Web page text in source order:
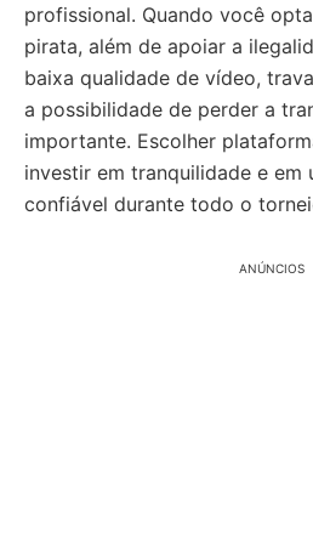
profissional. Quando você
pirata, além de apoiar a
baixa qualidade de vídeo,
a possibilidade de perder a
importante. Escolher
investir em tranquilidade e em
confiável durante todo o
ANÚNCIOS